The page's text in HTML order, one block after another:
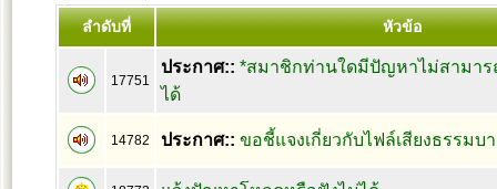
ลำดับที่ หัวข้อ
17751
ประกาศ:: *สมาชิกท่านใดมีปัญหาไม่สามาร
ได้
14782 ประกาศ:: ขอชี้แจงเกี่ยวกับไฟล์เสียงธรรมบ